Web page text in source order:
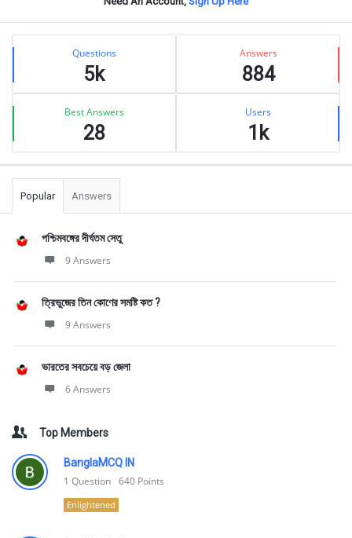
Sidebar
Stats Questions
5k
Answers
884
Best Answers
28
Users
1k
Popular Answers
পশ্চিমবঙ্গের দীর্ঘতম সেতু
9 Answers
ত্রিভুজের তিন কোণের সমষ্টি কত ?
9 Answers
ভারতের সবচেয়ে বড় জেলা
6 Answers
Top Members
BanglaMCQ IN
1 Question 640 Points
Enlightened